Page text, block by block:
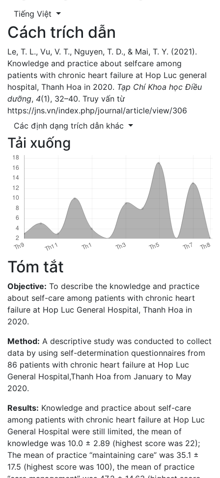
Tiếng Việt
Cách trích dẫn
Le, T. L., Vu, V. T., Nguyen, T. D., & Mai, T. Y. (2021).
Knowledge and practice about selfcare among
patients with chronic heart failure at Hop Luc general
hospital, Thanh Hoa in 2020. Tạp Chí Khoa học Điều
dưỡng, 4(1), 32–40. Truy vấn từ
https://jns.vn/index.php/journal/article/view/306
Các định dạng trích dẫn khác
Tải xuống
Tóm tắt
Objective: To describe the knowledge and practice
about self-care among patients with chronic heart
failure at Hop Luc General Hospital, Thanh Hoa in
2020.
Method: A descriptive study was conducted to collect
data by using self-determination questionnaires from
86 patients with chronic heart failure at Hop Luc
General Hospital,Thanh Hoa from January to May
2020.
Results: Knowledge and practice about self-care
among patients with chronic heart failure at Hop Luc
General Hospital were still limited, the mean of
knowledge was 10.0 ± 2.89 (highest score was 22);
The mean of practice “maintaining care” was 35.1 ±
17.5 (highest score was 100), the mean of practice